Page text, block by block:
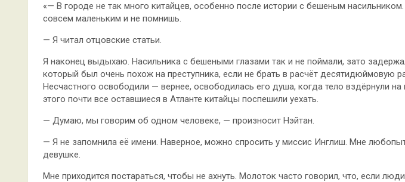
«— В городе не так много китайцев, особенно после истории с бешеным
совсем маленьким и не помнишь.
— Я читал отцовские статьи.
Я наконец выдыхаю. Насильника с бешеными глазами так и не поймали, зато
который был очень похож на преступника, если не брать в расчёт десятидюймовую
Несчастного освободили — вернее, освободилась его душа, когда тело вздёрнули
этого почти все оставшиеся в Атланте китайцы поспешили уехать.
— Думаю, мы говорим об одном человеке, — произносит Нэйтан.
— Я не запомнила её имени. Наверное, можно спросить у миссис Инглиш. Мне
девушке.
Мне приходится постараться, чтобы не ахнуть. Молоток часто говорил, что, если